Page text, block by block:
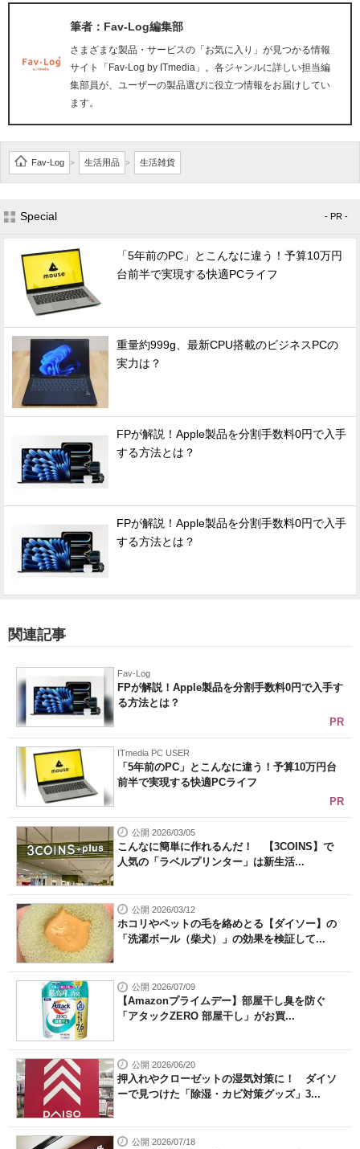
筆者：Fav-Log編集部
さまざまな製品・サービスの「お気に入り」が見つかる情報
サイト「Fav-Log by ITmedia」。各ジャンルに詳しい担当編
集部員が、ユーザーの製品選びに役立つ情報をお届けしてい
ます。
Fav-Log > 生活用品 > 生活雑貨
Special - PR -
「5年前のPC」とこんなに違う！予算10万円
台前半で実現する快適PCライフ
重量約999g、最新CPU搭載のビジネスPCの
実力は？
FPが解説！Apple製品を分割手数料0円で入手
する方法とは？
FPが解説！Apple製品を分割手数料0円で入手
する方法とは？
関連記事
Fav-Log
FPが解説！Apple製品を分割手数料0円で入手す
る方法とは？
PR
ITmedia PC USER
「5年前のPC」とこんなに違う！予算10万円台
前半で実現する快適PCライフ
PR
公開 2026/03/05
こんなに簡単に作れるんだ！ 【3COINS】で
人気の「ラベルプリンター」は新生活...
公開 2026/03/12
ホコリやペットの毛を絡めとる【ダイソー】の
「洗濯ボール（柴犬）」の効果を検証して...
公開 2026/07/09
【Amazonプライムデー】部屋干し臭を防ぐ
「アタックZERO 部屋干し」がお買...
公開 2026/06/20
押入れやクローゼットの湿気対策に！ ダイソ
ーで見つけた「除湿・カビ対策グッズ」3...
公開 2026/07/18